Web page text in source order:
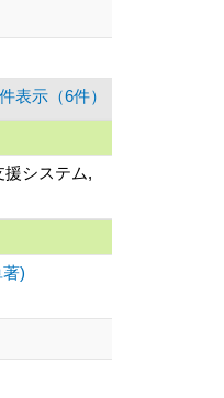
表示（6件）
システム,
)